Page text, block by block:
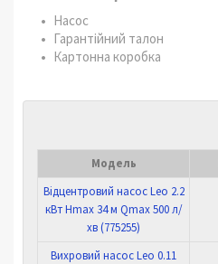
Насос
Гарантійний талон
Картонна коробка
Модель
Відцентровий насос Leo 2.2
кВт Hmax 34 м Qmax 500 л/
хв (775255)
Вихровий насос Leo 0.11